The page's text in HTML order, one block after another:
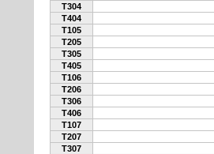
T304
T404
T105
T205
T305
T405
T106
T206
T306
T406
T107
T207
T307